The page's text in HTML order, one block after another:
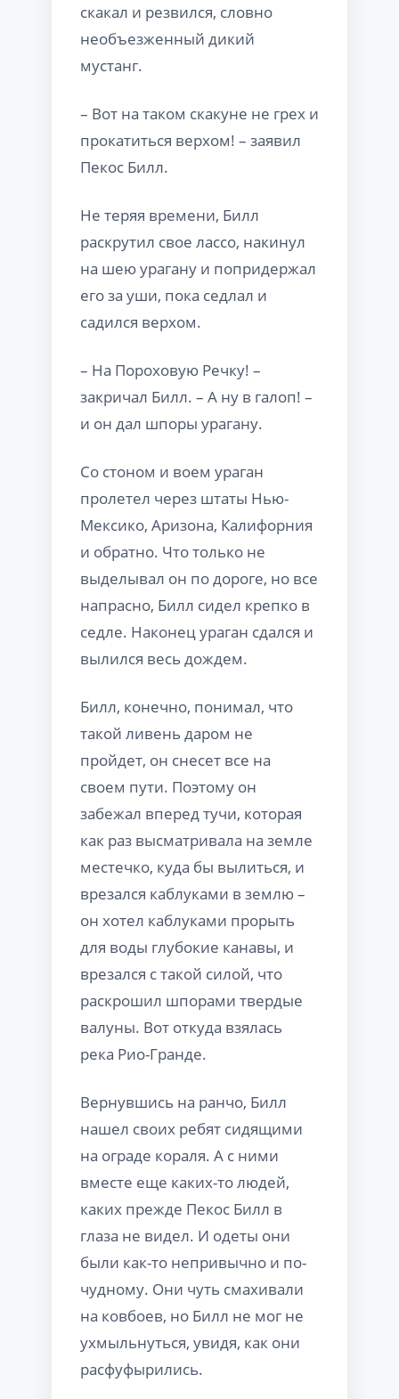
скакал и резвился, словно
необъезженный дикий
мустанг.
– Вот на таком скакуне не грех и
прокатиться верхом! – заявил
Пекос Билл.
Не теряя времени, Билл
раскрутил свое лассо, накинул
на шею урагану и попридержал
его за уши, пока седлал и
садился верхом.
– На Пороховую Речку! –
закричал Билл. – А ну в галоп! –
и он дал шпоры урагану.
Со стоном и воем ураган
пролетел через штаты Нью-
Мексико, Аризона, Калифорния
и обратно. Что только не
выделывал он по дороге, но все
напрасно, Билл сидел крепко в
седле. Наконец ураган сдался и
вылился весь дождем.
Билл, конечно, понимал, что
такой ливень даром не
пройдет, он снесет все на
своем пути. Поэтому он
забежал вперед тучи, которая
как раз высматривала на земле
местечко, куда бы вылиться, и
врезался каблуками в землю –
он хотел каблуками прорыть
для воды глубокие канавы, и
врезался с такой силой, что
раскрошил шпорами твердые
валуны. Вот откуда взялась
река Рио-Гранде.
Вернувшись на ранчо, Билл
нашел своих ребят сидящими
на ограде кораля. А с ними
вместе еще каких-то людей,
каких прежде Пекос Билл в
глаза не видел. И одеты они
были как-то непривычно и по-
чудному. Они чуть смахивали
на ковбоев, но Билл не мог не
ухмыльнуться, увидя, как они
расфуфырились.